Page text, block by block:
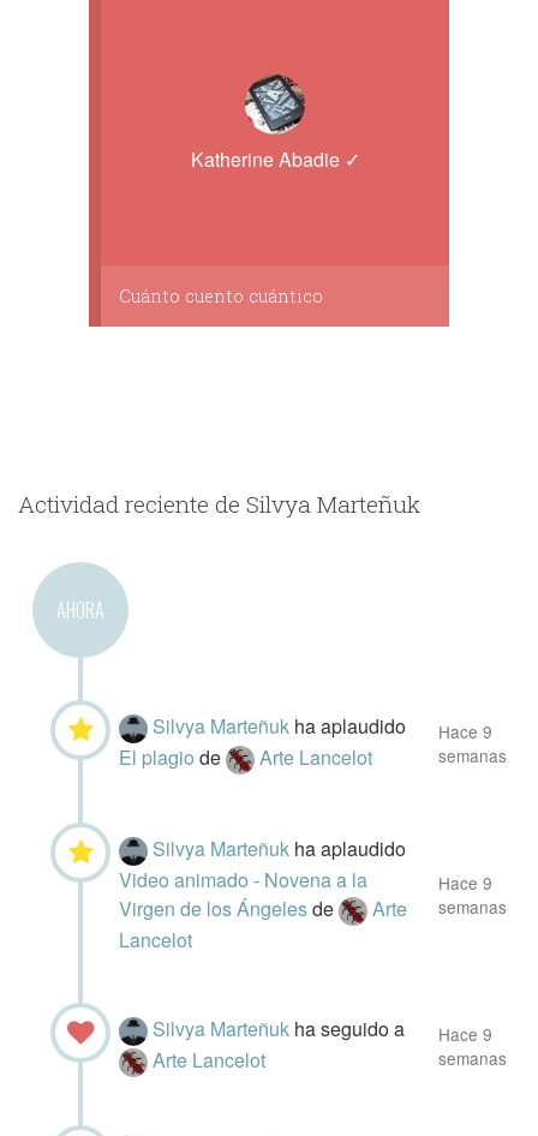
Katherine Abadie ✓
Cuánto cuento cuántico
Actividad reciente de Silvya Marteñuk
AHORA
Silvya Marteñuk ha aplaudido
El plagiode Arte Lancelot
Hace 9
semanas
Silvya Marteñuk ha aplaudido
Video animado - Novena a la
Virgen de los Ángelesde
Arte
Lancelot
Hace 9
semanas
Silvya Marteñuk ha seguido a
Arte Lancelot
Hace 9
semanas